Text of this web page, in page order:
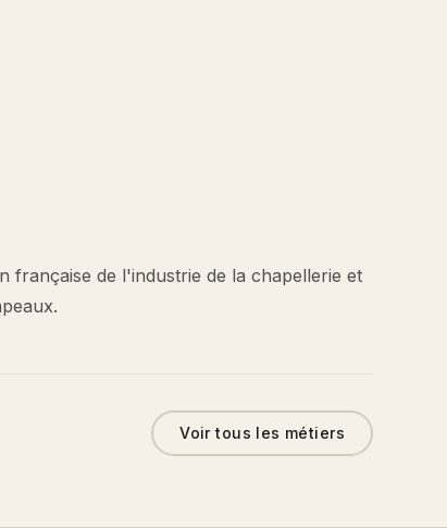
française de l'industrie de la chapellerie et
Voir tous les métiers